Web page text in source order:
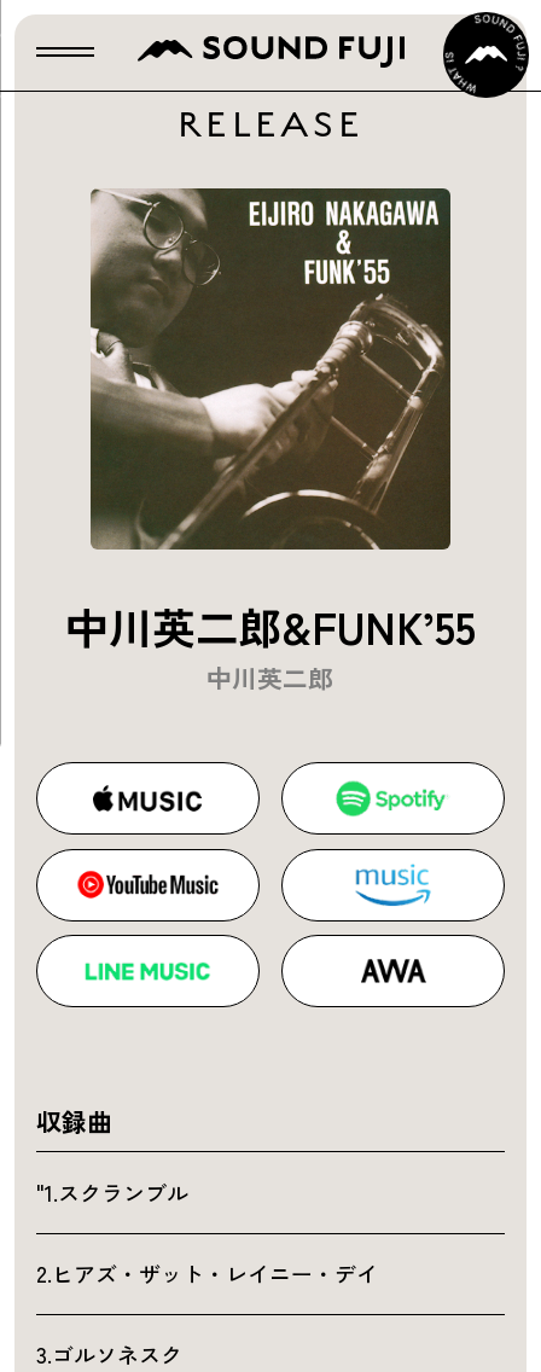
RELEASE
中川英二郎&FUNK’55
中川英二郎
収録曲
"1.スクランブル
2.ヒアズ・ザット・レイニー・デイ
3.ゴルソネスク